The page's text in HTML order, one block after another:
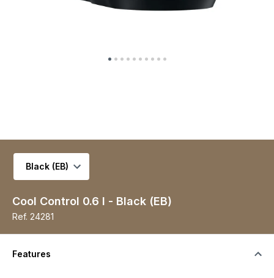
Selecionar variante
Cool Control 0.6 l - Black (EB)
Ref. 24281
Features